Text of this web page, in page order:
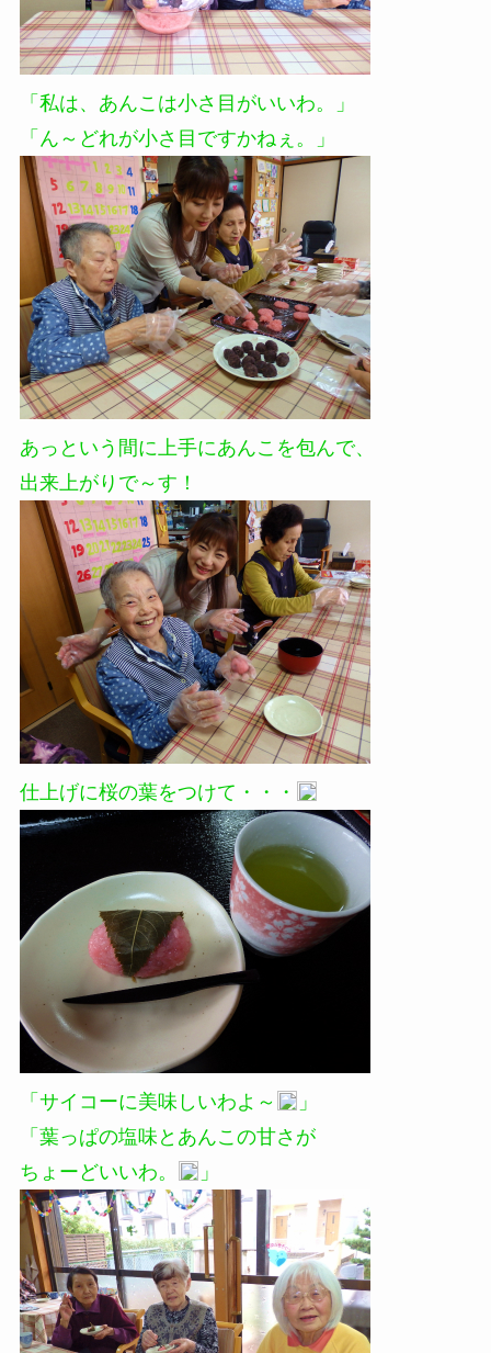
「私は、あんこは小さ目がいいわ。」
「ん～どれが小さ目ですかねぇ。」
あっという間に上手にあんこを包んで、
出来上がりで～す！
仕上げに桜の葉をつけて・・・
「サイコーに美味しいわよ～
」
「葉っぱの塩味とあんこの甘さが
ちょーどいいわ。
」